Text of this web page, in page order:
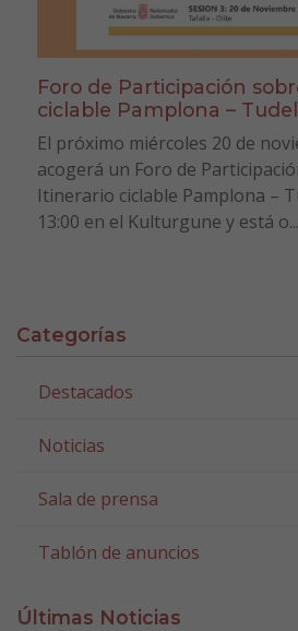
Foro de Participación
ciclable Pamplona –
El próximo miércoles 20 de
acogerá un Foro de
Itinerario ciclable Pamplona –
13:00 en el Kulturgune y está o...
Categorías
Destacados
Noticias
Sala de prensa
Tablón de anuncios
Últimas Noticias